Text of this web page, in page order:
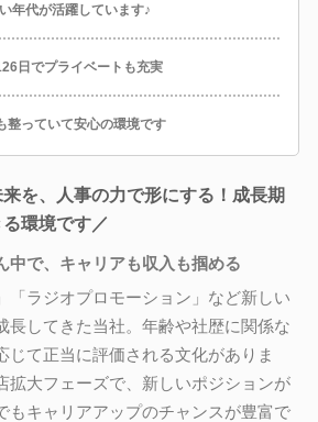
年代が活躍しています♪
日でプライベートも充実
っていて安心の環境です
を、人事の力で形にする！成長期
環境です／
中で、キャリアも収入も掴める
「ラジオプロモーション」など新しい
長してきた当社。年齢や社歴に関係な
じて正当に評価される文化がありま
拡大フェーズで、新しいポジションが
もキャリアアップのチャンスが豊富で